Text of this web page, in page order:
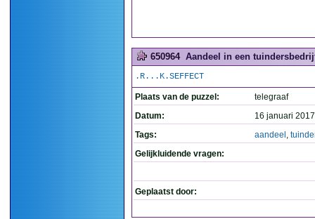
650964 Aandeel in een
.R...K.SEFFECT
Plaats van de puzzel:
telegraaf
Datum:
16 januari
Tags:
aandeel ,
Gelijkluidende vragen:
Geplaatst door: